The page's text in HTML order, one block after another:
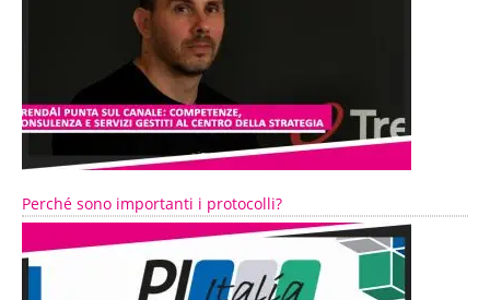
Perché sono importanti i protocolli?